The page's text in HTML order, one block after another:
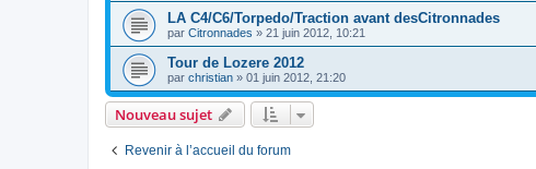
LA C4/C6/Torpedo/Traction avant desCitronnades
par Citronnades » 21 juin 2012, 10:21
Tour de Lozere 2012
par christian » 01 juin 2012, 21:20
Nouveau sujet
Revenir à l’accueil du forum